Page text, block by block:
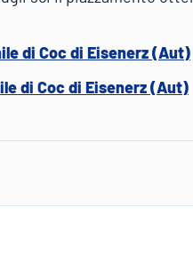
di Coc di Eisenerz (Aut)
di Coc di Eisenerz (Aut)